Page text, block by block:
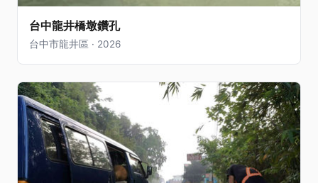
台中龍井橋墩鑽孔
台中市龍井區 · 2026